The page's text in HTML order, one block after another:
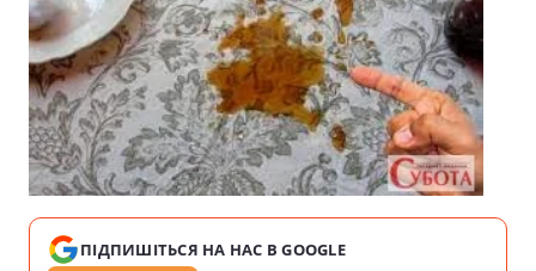
ПІДПИШІТЬСЯ НА НАС В GOOGLE